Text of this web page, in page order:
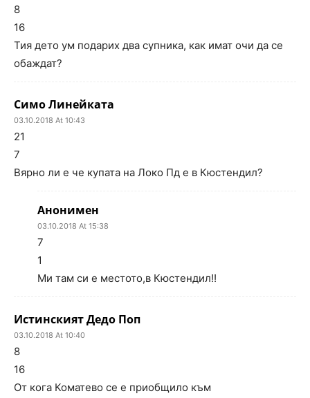
8
16
Тия дето ум подарих два супника, как имат очи да се
обаждат?
Симо Линейката
03.10.2018 At 10:43
21
7
Вярно ли е че купата на Локо Пд е в Кюстендил?
Анонимен
03.10.2018 At 15:38
7
1
Ми там си е местото,в Кюстендил!!
Истинският Дедо Поп
03.10.2018 At 10:40
8
16
От кога Коматево се е приобщило към